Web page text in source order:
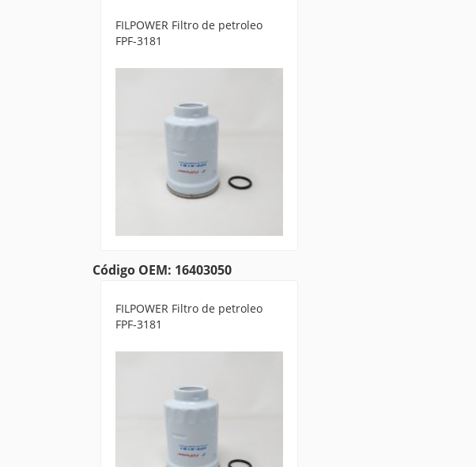
FILPOWER Filtro de petroleo
FPF-3181
Código OEM: 16403050
FILPOWER Filtro de petroleo
FPF-3181